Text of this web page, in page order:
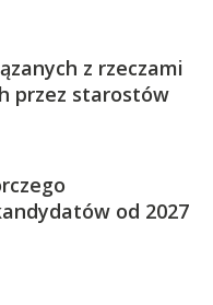
z rzeczami
przez starostów
od 2027